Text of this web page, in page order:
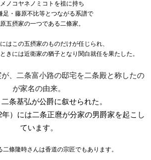
ノコヤネノミコトを祖に持ち
足・藤原不比等とつながる系譜で
五摂家の一つである二條家。
はこの五摂家のものだけが任じられ、
きには近衛家の猶子となり関白就任を果たした。
が、二条富小路の邸宅を二条殿と称したの
が家名の由来。
二条基弘が公爵に叙せられた 。
年）には二条正麿が分家の男爵家を起こし
ています。
二條隆時さんは香道の宗匠でもあります。